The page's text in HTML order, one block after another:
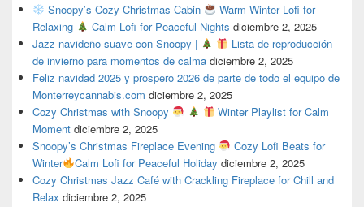
Snoopy’s Cozy Christmas Cabin
Warm Winter Lofi for
Relaxing
Calm Lofi for Peaceful Nights diciembre 2, 2025
Jazz navideño suave con Snoopy |
Lista de reproducción
de invierno para momentos de calma diciembre 2, 2025
Feliz navidad 2025 y prospero 2026 de parte de todo el equipo de
Monterreycannabis.com diciembre 2, 2025
Cozy Christmas with Snoopy
Winter Playlist for Calm
Moment diciembre 2, 2025
Snoopy’s Christmas Fireplace Evening
Cozy Lofi Beats for
Winter
Calm Lofi for Peaceful Holiday diciembre 2, 2025
Cozy Christmas Jazz Café with Crackling Fireplace for Chill and
Relax diciembre 2, 2025